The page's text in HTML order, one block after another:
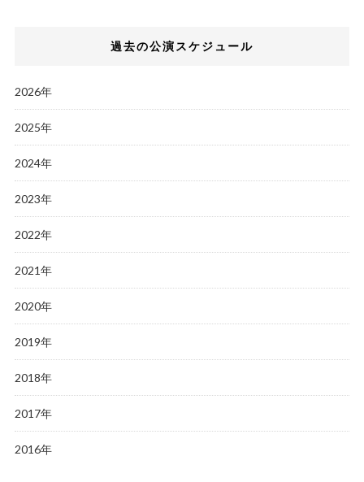
過去の公演スケジュール
2026年
2025年
2024年
2023年
2022年
2021年
2020年
2019年
2018年
2017年
2016年